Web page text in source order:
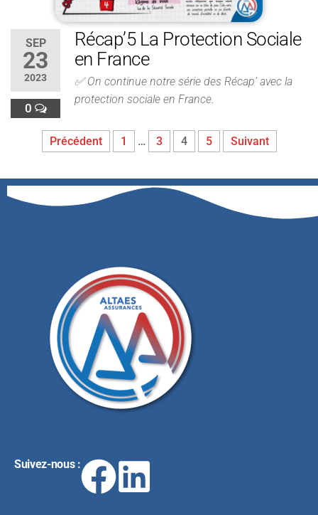
SEP
23
2023
0
Récap’5 La Protection Sociale
en France
✅ On continue notre série des Récap’ avec la
protection sociale en France.
Précédent 1 … 3 4 5 Suivant
Suivez-nous :